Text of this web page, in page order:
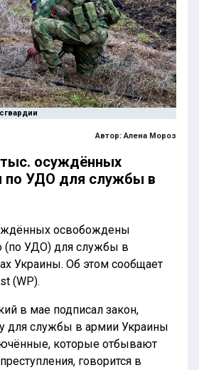
Автор:Алена Мороз
тыс. осуждённых
по УДО для службы в
освобождены
(по УДО) для службы в
Украины. Об этом сообщает
(WP).
в мае подписал закон,
для службы в армии Украины
которые отбывают
говорится в